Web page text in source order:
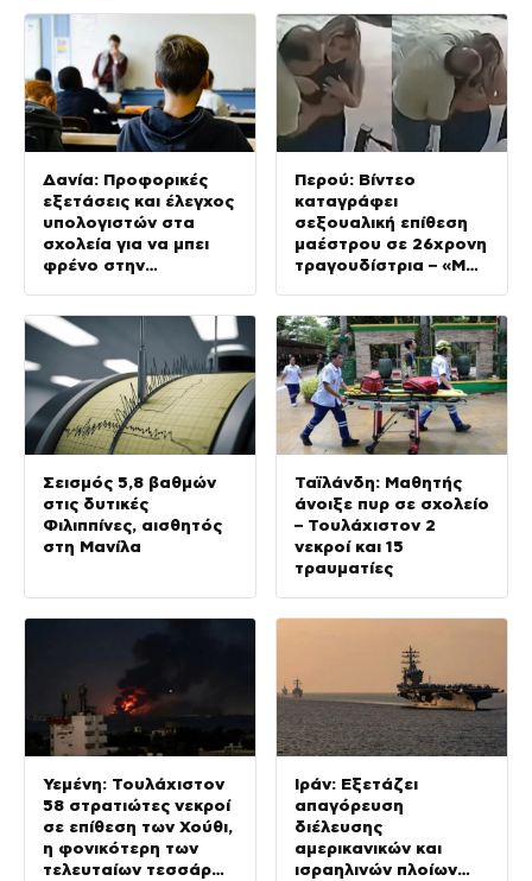
Δανία: Προφορικές
εξετάσεις και έλεγχος
υπολογιστών στα
σχολεία για να μπει
φρένο στην
Περού: Βίντεο
καταγράφει
σεξουαλική επίθεση
μαέστρου σε 26χρονη
τραγουδίστρια – «Μου
Σεισμός 5,8 βαθμών
στις δυτικές
Φιλιππίνες, αισθητός
στη Μανίλα
Ταϊλάνδη: Μαθητής
άνοιξε πυρ σε σχολείο
– Τουλάχιστον 2
νεκροί και 15
τραυματίες
Υεμένη: Τουλάχιστον
58 στρατιώτες νεκροί
σε επίθεση των Χούθι,
η φονικότερη των
τελευταίων τεσσάρων
Ιράν: Εξετάζει
απαγόρευση
διέλευσης
αμερικανικών και
ισραηλινών πλοίων